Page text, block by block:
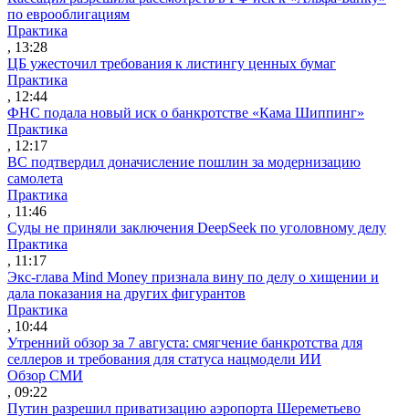
по еврооблигациям
Практика
, 13:28
ЦБ ужесточил требования к листингу ценных бумаг
Практика
, 12:44
ФНС подала новый иск о банкротстве «Кама Шиппинг»
Практика
, 12:17
ВС подтвердил доначисление пошлин за модернизацию
самолета
Практика
, 11:46
Суды не приняли заключения DeepSeek по уголовному делу
Практика
, 11:17
Экс-глава Mind Money признала вину по делу о хищении и
дала показания на других фигурантов
Практика
, 10:44
Утренний обзор за 7 августа: смягчение банкротства для
селлеров и требования для статуса нацмодели ИИ
Обзор СМИ
, 09:22
Путин разрешил приватизацию аэропорта Шереметьево